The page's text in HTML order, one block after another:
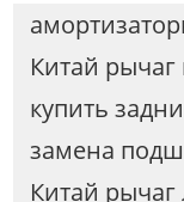
Китай
купить
замена
Китай рычаг